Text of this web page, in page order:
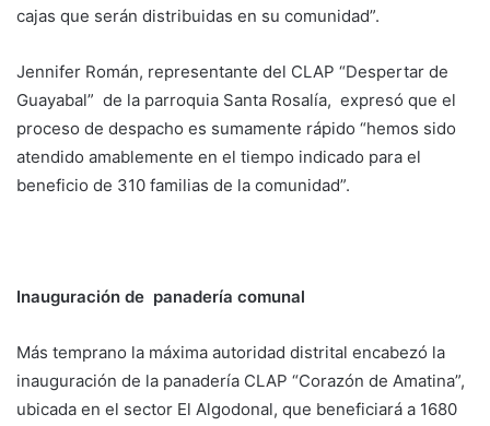
cajas que serán distribuidas en su comunidad”.
Jennifer Román, representante del CLAP “Despertar de
Guayabal” de la parroquia Santa Rosalía, expresó que el
proceso de despacho es sumamente rápido “hemos sido
atendido amablemente en el tiempo indicado para el
beneficio de 310 familias de la comunidad”.
Inauguración de panadería comunal
Más temprano la máxima autoridad distrital encabezó la
inauguración de la panadería CLAP “Corazón de Amatina”,
ubicada en el sector El Algodonal, que beneficiará a 1680